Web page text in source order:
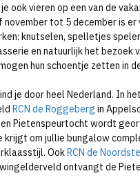
ook vieren op een van de
november tot 5 december is
knutselen, spelletjes
en natuurlijk het bezoek
hun schoentje zetten in
je door heel Nederland. In
RCN de Roggeberg in
Pietenspeurtocht wordt
krijgt om jullie bungalow
OokRCN de
ontvangt de